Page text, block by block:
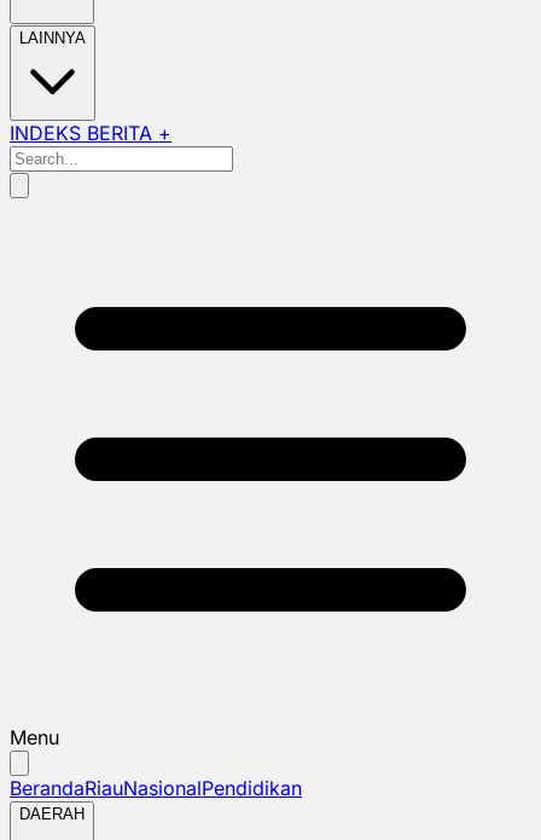
LAINNYA
INDEKS BERITA +
Menu
BerandaRiauNasionalPendidikan
DAERAH